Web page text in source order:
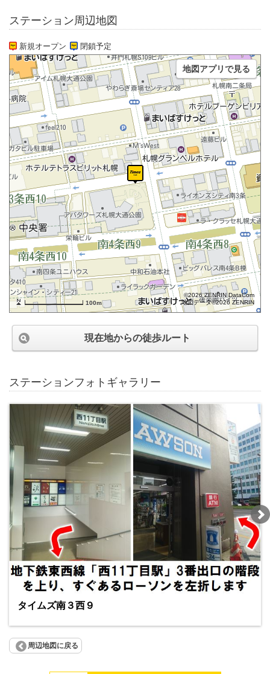
ステーション周辺地図
新規オープン 閉鎖予定
100m
©2026 ZENRIN DataCom
地図データ©2026 ZENRIN
地図アプリで見る
現在地からの徒歩ルート
ステーションフォトギャラリー
タイムズ南３西９
周辺地図に戻る